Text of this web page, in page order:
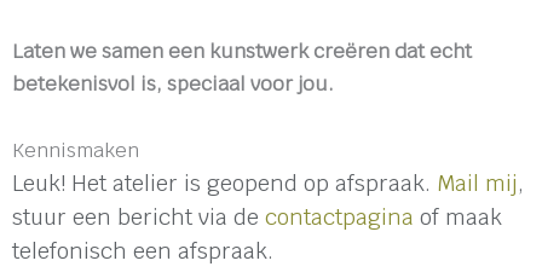
Laten we samen een kunstwerk creëren dat echt
betekenisvol is, speciaal voor jou.
Kennismaken
Leuk! Het atelier is geopend op afspraak. Mail mij,
stuur een bericht via de contactpagina of maak
telefonisch een afspraak.